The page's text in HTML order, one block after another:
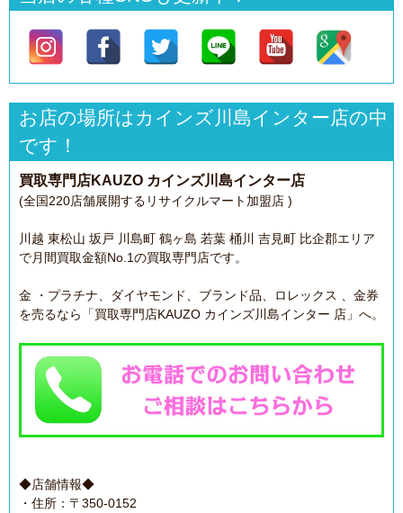
お店の場所はカインズ川島インター店の中
です！
買取専門店KAUZO カインズ川島インター店
(全国220店舗展開するリサイクルマート加盟店 )
川越 東松山 坂戸 川島町 鶴ヶ島 若葉 桶川 吉見町 比企郡エリア
で月間買取金額No.1の買取専門店です。
金 ・プラチナ、ダイヤモンド、ブランド品、ロレックス 、金券
を売るなら「買取専門店KAUZO カインズ川島インター 店」へ。
◆店舗情報◆
・住所：〒350-0152